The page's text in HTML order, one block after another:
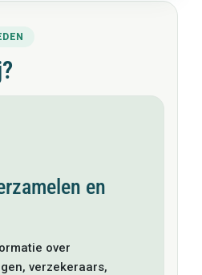
en
over
verzekeraars,